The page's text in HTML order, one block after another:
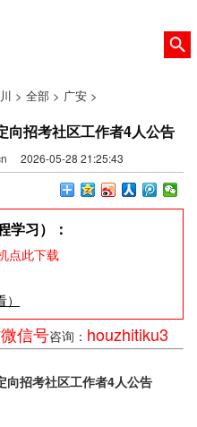
> 全部 > 广安 >
向招考社区工作者4人公告
2026-05-28 21:25:43
学习）：
点此下载
微信号咨询： houzhitiku3
向招考社区工作者4人公告